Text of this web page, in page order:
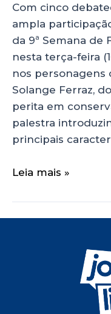
Com cinco
ampla
da 9ª Semana de
nesta terça-feira
nos personagens
Solange Ferraz,
perita em
palestra
principais
Leia mais »